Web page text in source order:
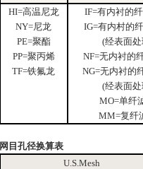
HI=高温尼龙
NY=尼龙
PE=聚酯
PP=聚丙烯
TF=铁氟龙
IF=有内衬的
IG=有内村的
(经表面处
NF=无内衬的
NG=无内衬的
(经表面处
MO=单纤
MM=复纤
网目孔径换算表
U.S.Mesh